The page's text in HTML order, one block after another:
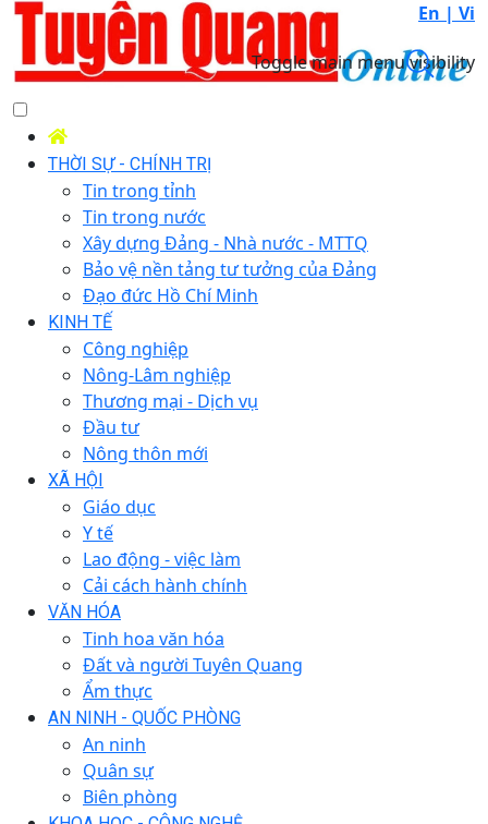
En | Vi
Toggle main menu visibility
THỜI SỰ - CHÍNH TRỊ
Tin trong tỉnh
Tin trong nước
Xây dựng Đảng - Nhà nước - MTTQ
Bảo vệ nền tảng tư tưởng của Đảng
Đạo đức Hồ Chí Minh
KINH TẾ
Công nghiệp
Nông-Lâm nghiệp
Thương mại - Dịch vụ
Đầu tư
Nông thôn mới
XÃ HỘI
Giáo dục
Y tế
Lao động - việc làm
Cải cách hành chính
VĂN HÓA
Tinh hoa văn hóa
Đất và người Tuyên Quang
Ẩm thực
AN NINH - QUỐC PHÒNG
An ninh
Quân sự
Biên phòng